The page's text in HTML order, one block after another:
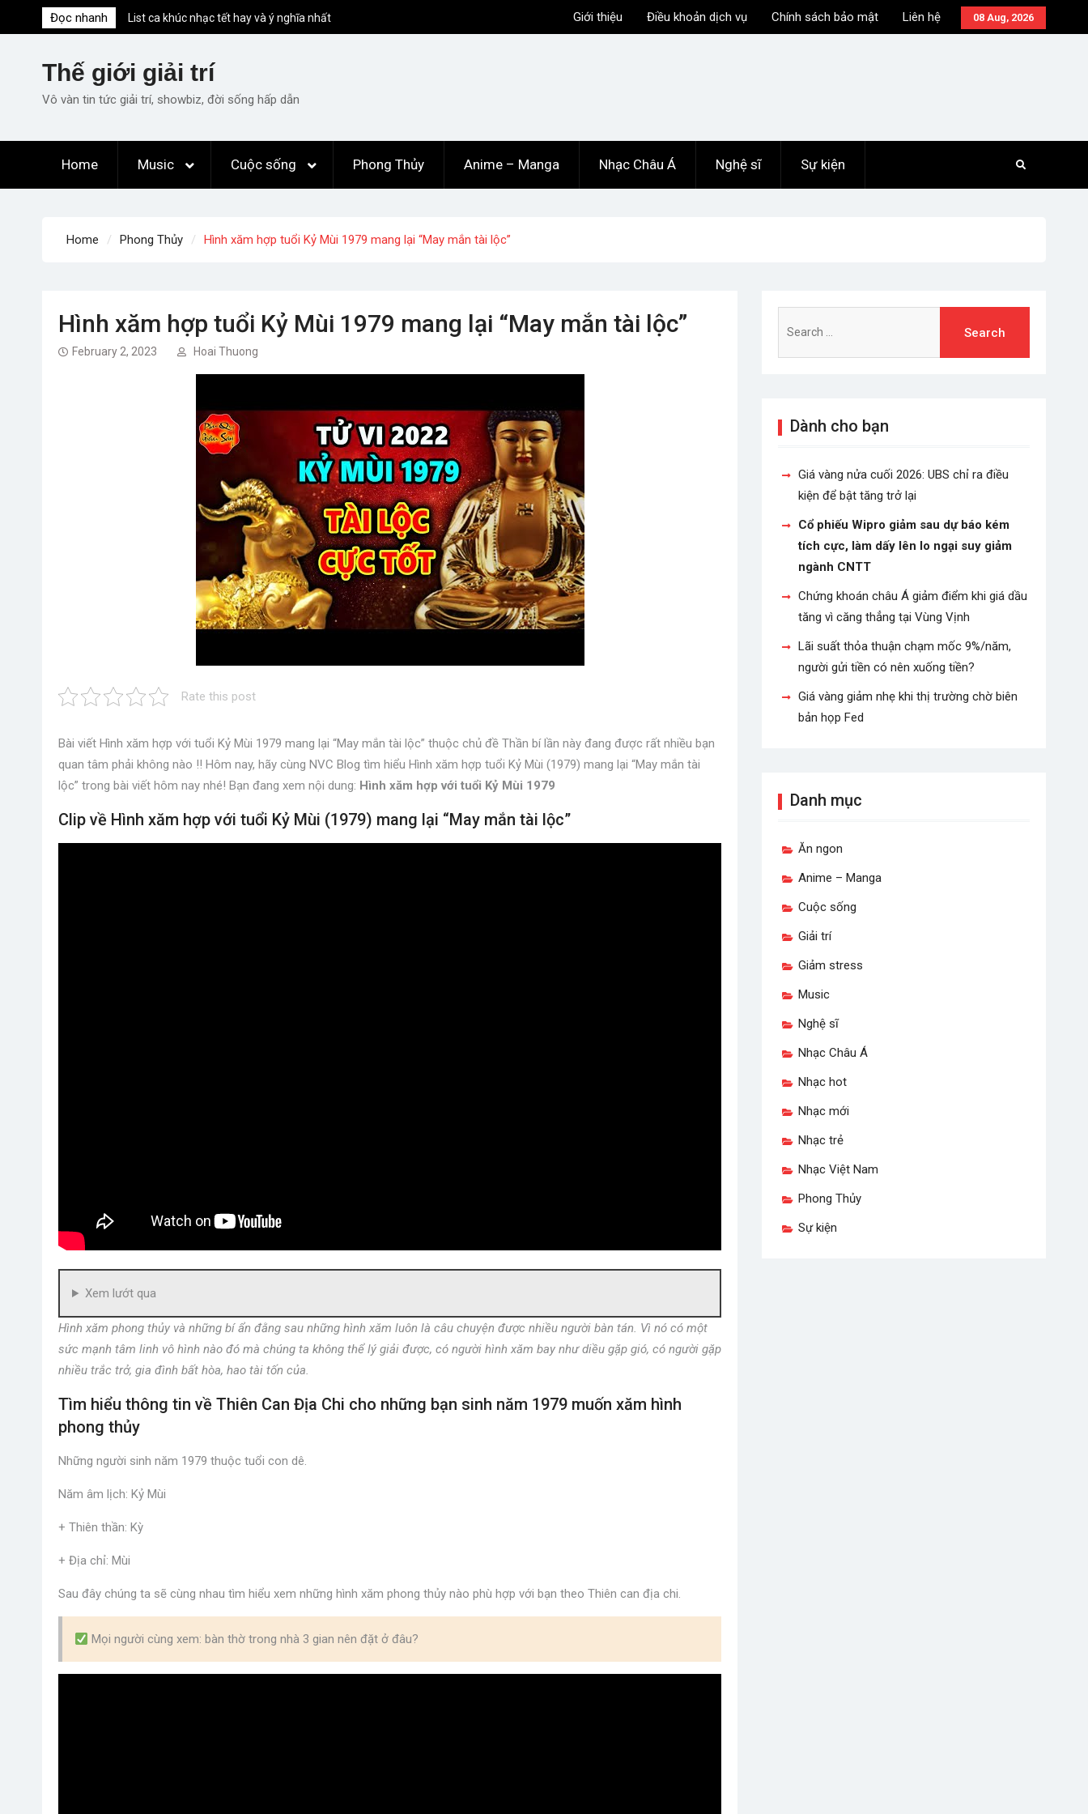
to
08 Aug, 2026
Giới thiệu Điều khoản dịch vụ Chính sách bảo mật Liên hệ
Đọc nhanh
List ca khúc nhạc tết hay và ý nghĩa nhất
mỗi dịp xuân về
comeback “ngoạn mục” với triệu view
Những ca khúc nhạc xuân “sặc mùi” quảng
Lời bài hát Chúng Ta của Hiện Tại – Sơn
Tùng M-TP – Full lyrics bản chuẩn
Thế giới giải trí
Vô vàn tin tức giải trí, showbiz, đời sống hấp dẫn
Home Music Cuộc sống Phong Thủy Anime – Manga Nhạc Châu Á Nghệ sĩ Sự kiện
Home Phong Thủy Hình xăm hợp tuổi Kỷ Mùi 1979 mang lại “May mắn tài lộc”
Hình xăm hợp tuổi Kỷ Mùi 1979 mang lại “May mắn tài lộc”
February 2, 2023 Hoai Thuong
Rate this post
Bài viết Hình xăm hợp với tuổi Kỷ Mùi 1979 mang lại “May mắn tài lộc” thuộc chủ đề Thần bí lần này đang được rất nhiều bạn
quan tâm phải không nào !! Hôm nay, hãy cùng NVC Blog tìm hiểu Hình xăm hợp tuổi Kỷ Mùi (1979) mang lại “May mắn tài
lộc” trong bài viết hôm nay nhé! Bạn đang xem nội dung: Hình xăm hợp với tuổi Kỷ Mùi 1979
Clip về Hình xăm hợp với tuổi Kỷ Mùi (1979) mang lại “May mắn tài lộc”
Xem lướt qua
Hình xăm phong thủy và những bí ẩn đằng sau những hình xăm luôn là câu chuyện được nhiều người bàn tán. Vì nó có một
sức mạnh tâm linh vô hình nào đó mà chúng ta không thể lý giải được, có người hình xăm bay như diều gặp gió, có người gặp
nhiều trắc trở, gia đình bất hòa, hao tài tốn của.
Tìm hiểu thông tin về Thiên Can Địa Chi cho những bạn sinh năm 1979 muốn xăm hình
phong thủy
Những người sinh năm 1979 thuộc tuổi con dê.
Năm âm lịch: Kỷ Mùi
+ Thiên thần: Kỳ
+ Địa chỉ: Mùi
Sau đây chúng ta sẽ cùng nhau tìm hiểu xem những hình xăm phong thủy nào phù hợp với bạn theo Thiên can địa chi.
Mọi người cùng xem: bàn thờ trong nhà 3 gian nên đặt ở đâu?
for:
Dành cho bạn
Giá vàng nửa cuối 2026: UBS chỉ ra điều
kiện để bật tăng trở lại
Cổ phiếu Wipro giảm sau dự báo kém
tích cực, làm dấy lên lo ngại suy giảm
ngành CNTT
Chứng khoán châu Á giảm điểm khi giá dầu
tăng vì căng thẳng tại Vùng Vịnh
Lãi suất thỏa thuận chạm mốc 9%/năm,
người gửi tiền có nên xuống tiền?
Giá vàng giảm nhẹ khi thị trường chờ biên
bản họp Fed
Danh mục
Ăn ngon
Anime – Manga
Cuộc sống
Giải trí
Giảm stress
Music
Nghệ sĩ
Nhạc Châu Á
Nhạc hot
Nhạc mới
Nhạc trẻ
Nhạc Việt Nam
Phong Thủy
Sự kiện